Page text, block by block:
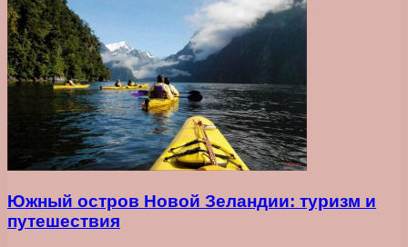
Южный остров Новой Зеландии: туризм и
путешествия